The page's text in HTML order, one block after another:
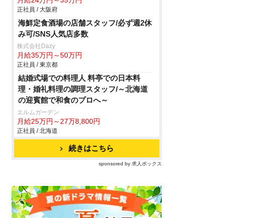
正社員 / 大阪府
海鮮定食酒場の店舗スタッフ/必ず週2休
み可/SNS人気店多数
株式会社Dazy
月給35万円～50万円
正社員 / 東京都
結婚式場での料理人 料亭での日本料
理・婚礼料理の調理スタッフ/～北海道
の迎賓館で和食のプロへ～
エルムガーデン
月給25万円～27万8,800円
正社員 / 北海道
続きはこちら
sponsored by 求人ボックス